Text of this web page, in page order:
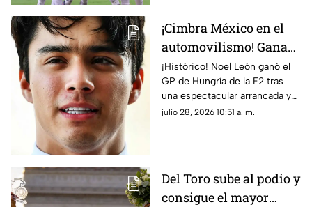
¡Cimbra México en el
automovilismo! Gana
Noel León el GP de
Hungría de la F2
¡Histórico! Noel León ganó el
GP de Hungría de la F2 tras
una espectacular arrancada y
puso en alto el automovilismo
julio 28, 2026 10:51 a. m.
Del Toro sube al podio y
consigue el mayor